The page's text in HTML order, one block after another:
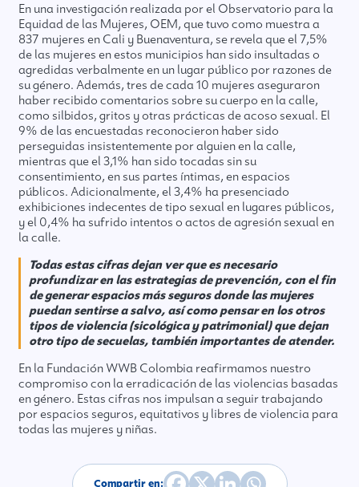
En una investigación realizada por el Observatorio para la
Equidad de las Mujeres, OEM, que tuvo como muestra a
837 mujeres en Cali y Buenaventura, se revela que el 7,5%
de las mujeres en estos municipios han sido insultadas o
agredidas verbalmente en un lugar público por razones de
su género. Además, tres de cada 10 mujeres aseguraron
haber recibido comentarios sobre su cuerpo en la calle,
como silbidos, gritos y otras prácticas de acoso sexual. El
9% de las encuestadas reconocieron haber sido
perseguidas insistentemente por alguien en la calle,
mientras que el 3,1% han sido tocadas sin su
consentimiento, en sus partes íntimas, en espacios
públicos. Adicionalmente, el 3,4% ha presenciado
exhibiciones indecentes de tipo sexual en lugares públicos,
y el 0,4% ha sufrido intentos o actos de agresión sexual en
la calle.
Todas estas cifras dejan ver que es necesario
profundizar en las estrategias de prevención, con el fin
de generar espacios más seguros donde las mujeres
puedan sentirse a salvo, así como pensar en los otros
tipos de violencia (sicológica y patrimonial) que dejan
otro tipo de secuelas, también importantes de atender.
En la Fundación WWB Colombia reafirmamos nuestro
compromiso con la erradicación de las violencias basadas
en género. Estas cifras nos impulsan a seguir trabajando
por espacios seguros, equitativos y libres de violencia para
todas las mujeres y niñas.
Compartir en: